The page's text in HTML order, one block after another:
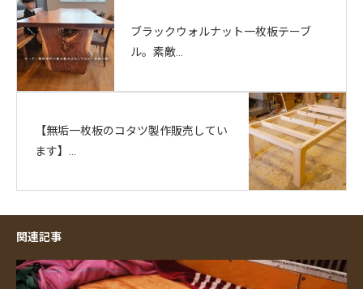
ブラックウォルナット一枚板テーブ
ル。素敵...
【無垢一枚板のコタツ製作販売してい
ます】...
関連記事